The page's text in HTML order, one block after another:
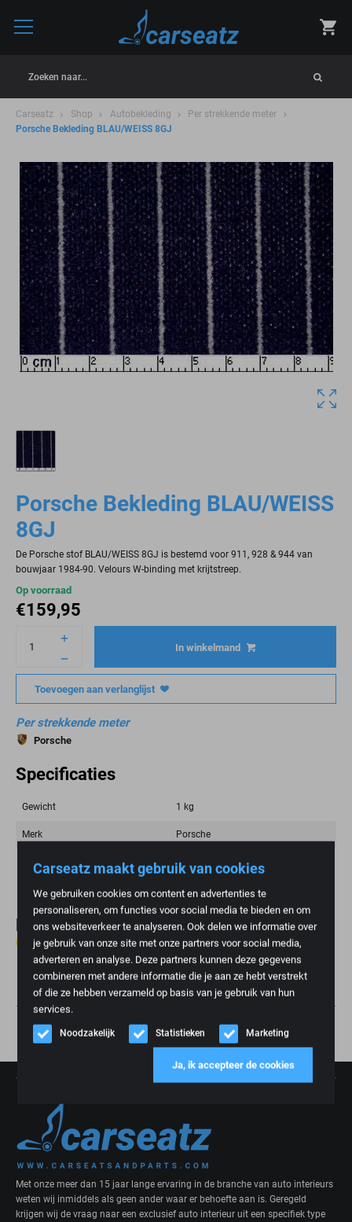
Carseatz maakt gebruik van cookies
We gebruiken cookies om content en advertenties te
personaliseren, om functies voor social media te bieden en om
ons websiteverkeer te analyseren. Ook delen we informatie over
je gebruik van onze site met onze partners voor social media,
adverteren en analyse. Deze partners kunnen deze gegevens
combineren met andere informatie die je aan ze hebt verstrekt
of die ze hebben verzameld op basis van je gebruik van hun
services.
Noodzakelijk Statistieken Marketing
Ja, ik accepteer de cookies
Zoeken naar...
Carseatz Shop Autobekleding
Per strekkende meter
Porsche Bekleding BLAU/WEISS 8GJ
Porsche Bekleding BLAU/WEISS
8GJ
De Porsche stof BLAU/WEISS 8GJ is bestemd voor 911, 928 & 944 van
bouwjaar 1984-90. Velours W-binding met krijtstreep.
Op voorraad
€159,95
In winkelmand
Toevoegen aan verlanglijst
Per strekkende meter
Porsche
Specificaties
Gewicht 1 kg
Merk Porsche
Kleur Blauw Donker
Reviews
0 reviews
Schrijf review
Met onze meer dan 15 jaar lange ervaring in de branche van auto interieurs
weten wij inmiddels als geen ander waar er behoefte aan is. Geregeld
krijgen wij de vraag naar een exclusief auto interieur uit een specifiek type